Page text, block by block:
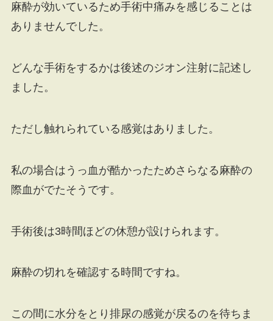
麻酔が効いているため手術中痛みを感じることは
ありませんでした。
どんな手術をするかは後述のジオン注射に記述し
ました。
ただし触れられている感覚はありました。
私の場合はうっ血が酷かったためさらなる麻酔の
際血がでたそうです。
手術後は3時間ほどの休憩が設けられます。
麻酔の切れを確認する時間ですね。
この間に水分をとり排尿の感覚が戻るのを待ちま